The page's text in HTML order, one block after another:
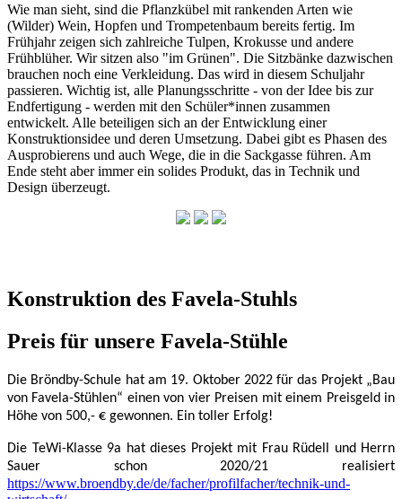
Wie man sieht, sind die Pflanzkübel mit rankenden Arten wie
(Wilder) Wein, Hopfen und Trompetenbaum bereits fertig. Im
Frühjahr zeigen sich zahlreiche Tulpen, Krokusse und andere
Frühblüher. Wir sitzen also "im Grünen". Die Sitzbänke dazwischen
brauchen noch eine Verkleidung. Das wird in diesem Schuljahr
passieren. Wichtig ist, alle Planungsschritte - von der Idee bis zur
Endfertigung - werden mit den Schüler*innen zusammen
entwickelt. Alle beteiligen sich an der Entwicklung einer
Konstruktionsidee und deren Umsetzung. Dabei gibt es Phasen des
Ausprobierens und auch Wege, die in die Sackgasse führen. Am
Ende steht aber immer ein solides Produkt, das in Technik und
Design überzeugt.
Konstruktion des Favela-Stuhls
Preis für unsere Favela-Stühle
Die Bröndby-Schule hat am 19. Oktober 2022 für das Projekt „Bau
von Favela-Stühlen“ einen von vier Preisen mit einem Preisgeld in
Höhe von 500,- € gewonnen. Ein toller Erfolg!
Die TeWi-Klasse 9a hat dieses Projekt mit Frau Rüdell und Herrn
Sauer schon 2020/21 realisiert
https://www.broendby.de/de/facher/profilfacher/technik-und-